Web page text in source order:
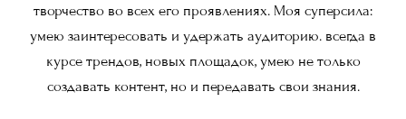
творчество во всех его проявлениях. Моя суперсила:
умею заинтересовать и удержать аудиторию. всегда в
курсе трендов, новых площадок, умею не только
создавать контент, но и передавать свои знания.